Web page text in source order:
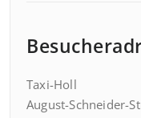
Taxi-Holl
August-Schneider-